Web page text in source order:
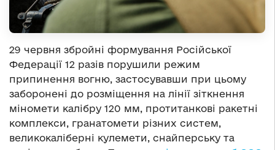
29 червня збройні формування Російської
Федерації 12 разів порушили режим
припинення вогню, застосувавши при цьому
заборонені до розміщення на лінії зіткнення
міномети калібру 120 мм, протитанкові ракетні
комплекси, гранатомети різних систем,
великокаліберні кулемети, снайперську та